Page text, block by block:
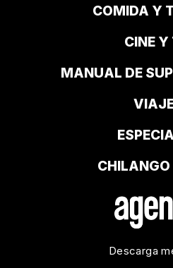
COMIDA Y
CINE
MANUAL DE
CHILANGO
Descarga